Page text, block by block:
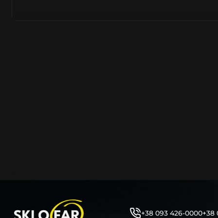
як це часто пропонують автосервіси та автодилери.
заощадити та придбати тільки те, що потребує
+38 093 426-0000+38